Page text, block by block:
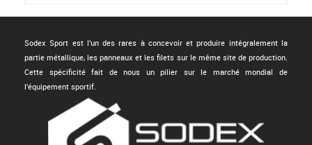
Sodex Sport est l'un des rares à concevoir et produire intégralement la
partie métallique, les panneaux et les filets sur le même site de production.
Cette spécificité fait de nous un pilier sur le marché mondial de
l'équipement sportif.